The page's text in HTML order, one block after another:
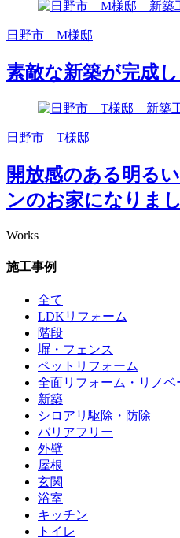
日野市 M様邸
素敵な新築が完成し
日野市 T様邸
開放感のある明る
ンのお家になりまし
Works
施工事例
全て
LDKリフォーム
階段
塀・フェンス
ペットリフォーム
全面リフォーム・リノベ
新築
シロアリ駆除・防除
バリアフリー
外壁
屋根
玄関
浴室
キッチン
トイレ